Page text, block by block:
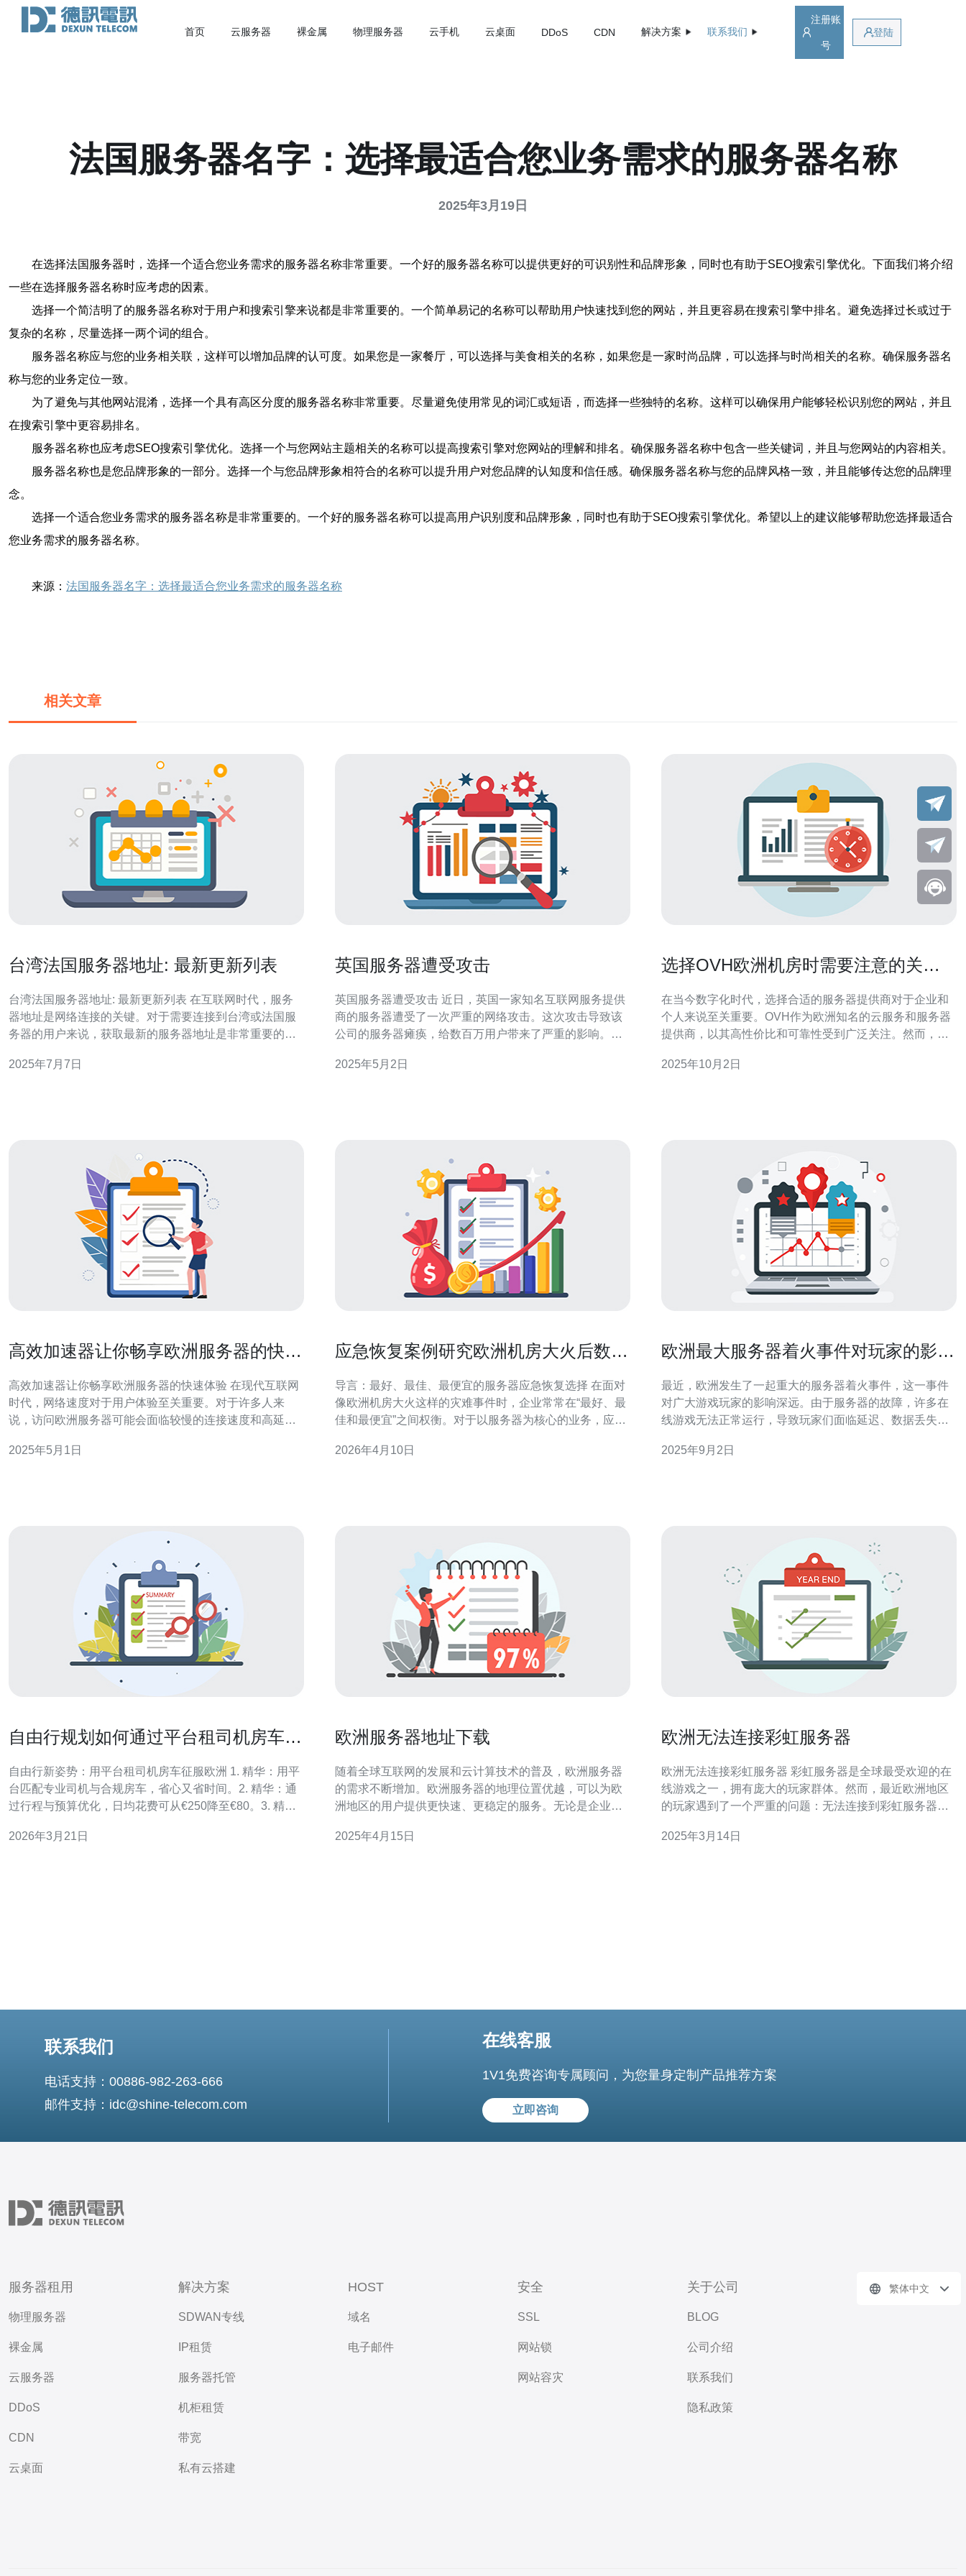
首页 云服务器 裸金属 物理服务器 云手机 云桌面 DDoS CDN 解决方案 联系我们
注册账
号
登陆
法国服务器名字：选择最适合您业务需求的服务器名称
2025年3月19日
在选择法国服务器时，选择一个适合您业务需求的服务器名称非常重要。一个好的服务器名称可以提供更好的可识别性和品牌形象，同时也有助于SEO搜索引擎优化。下面我们将介绍
一些在选择服务器名称时应考虑的因素。
选择一个简洁明了的服务器名称对于用户和搜索引擎来说都是非常重要的。一个简单易记的名称可以帮助用户快速找到您的网站，并且更容易在搜索引擎中排名。避免选择过长或过于
复杂的名称，尽量选择一两个词的组合。
服务器名称应与您的业务相关联，这样可以增加品牌的认可度。如果您是一家餐厅，可以选择与美食相关的名称，如果您是一家时尚品牌，可以选择与时尚相关的名称。确保服务器名
称与您的业务定位一致。
为了避免与其他网站混淆，选择一个具有高区分度的服务器名称非常重要。尽量避免使用常见的词汇或短语，而选择一些独特的名称。这样可以确保用户能够轻松识别您的网站，并且
在搜索引擎中更容易排名。
服务器名称也应考虑SEO搜索引擎优化。选择一个与您网站主题相关的名称可以提高搜索引擎对您网站的理解和排名。确保服务器名称中包含一些关键词，并且与您网站的内容相关。
服务器名称也是您品牌形象的一部分。选择一个与您品牌形象相符合的名称可以提升用户对您品牌的认知度和信任感。确保服务器名称与您的品牌风格一致，并且能够传达您的品牌理
念。
选择一个适合您业务需求的服务器名称是非常重要的。一个好的服务器名称可以提高用户识别度和品牌形象，同时也有助于SEO搜索引擎优化。希望以上的建议能够帮助您选择最适合
您业务需求的服务器名称。
来源： 法国服务器名字：选择最适合您业务需求的服务器名称
相关文章
台湾法国服务器地址: 最新更新列表
台湾法国服务器地址: 最新更新列表 在互联网时代，服务
器地址是网络连接的关键。对于需要连接到台湾或法国服
务器的用户来说，获取最新的服务器地址是非常重要的。
帮助您更快速、稳定地访问相关网站。 以下是最新更新的
2025年7月7日
英国服务器遭受攻击
英国服务器遭受攻击 近日，英国一家知名互联网服务提供
商的服务器遭受了一次严重的网络攻击。这次攻击导致该
公司的服务器瘫痪，给数百万用户带来了严重的影响。网
据初步调查，这次攻击是一次大规模的分布式拒绝服务
2025年5月2日
选择OVH欧洲机房时需要注意的关键
在当今数字化时代，选择合适的服务器提供商对于企业和
个人来说至关重要。OVH作为欧洲知名的云服务和服务器
提供商，以其高性价比和可靠性受到广泛关注。然而，在
本文将为您详细解析。 首先，服务器的性能是选择OVH欧
2025年10月2日
高效加速器让你畅享欧洲服务器的快速
高效加速器让你畅享欧洲服务器的快速体验 在现代互联网
时代，网络速度对于用户体验至关重要。对于许多人来
说，访问欧洲服务器可能会面临较慢的连接速度和高延迟
你畅享欧洲服务器的快速体验。 高效加速器是一种网络工
2025年5月1日
应急恢复案例研究欧洲机房大火后数据
导言：最好、最佳、最便宜的服务器应急恢复选择 在面对
像欧洲机房大火这样的灾难事件时，企业常常在“最好、最
佳和最便宜”之间权衡。对于以服务器为核心的业务，应急
部服务且数据完整；“最佳”是以可持续性与可执行性为准，
2026年4月10日
欧洲最大服务器着火事件对玩家的影响
最近，欧洲发生了一起重大的服务器着火事件，这一事件
对广大游戏玩家的影响深远。由于服务器的故障，许多在
线游戏无法正常运行，导致玩家们面临延迟、数据丢失等
响，以及未来可能的应对措施。 这次事件发生在哪里？ 这
2025年9月2日
自由行规划如何通过平台租司机房车游
自由行新姿势：用平台租司机房车征服欧洲 1. 精华：用平
台匹配专业司机与合规房车，省心又省时间。2. 精华：通
过行程与预算优化，日均花费可从€250降至€80。3. 精
正的自由行规划，但不想自己开长途？选择租司机房车，
2026年3月21日
欧洲服务器地址下载
随着全球互联网的发展和云计算技术的普及，欧洲服务器
的需求不断增加。欧洲服务器的地理位置优越，可以为欧
洲地区的用户提供更快速、更稳定的服务。无论是企业还
的网络体验。 想要下载欧洲服务器地址，有以下几种途
2025年4月15日
欧洲无法连接彩虹服务器
欧洲无法连接彩虹服务器 彩虹服务器是全球最受欢迎的在
线游戏之一，拥有庞大的玩家群体。然而，最近欧洲地区
的玩家遇到了一个严重的问题：无法连接到彩虹服务器。
无法连接彩虹服务器的问题主要是由于服务器运行故障引
2025年3月14日
联系我们
电话支持：00886-982-263-666
邮件支持：idc@shine-telecom.com
在线客服
1V1免费咨询专属顾问，为您量身定制产品推荐方案
立即咨询
服务器租用
物理服务器
裸金属
云服务器
DDoS
CDN
云桌面
解决方案
SDWAN专线
IP租赁
服务器托管
机柜租赁
带宽
私有云搭建
HOST
域名
电子邮件
安全
SSL
网站锁
网站容灾
关于公司
BLOG
公司介绍
联系我们
隐私政策
繁体中文